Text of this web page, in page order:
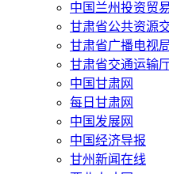
中国兰州投资贸
甘肃省公共资源
甘肃省广播电视
甘肃省交通运输
中国甘肃网
每日甘肃网
中国发展网
中国经济导报
甘州新闻在线